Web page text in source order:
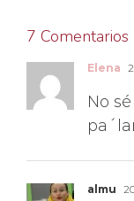
7 Comentarios
No